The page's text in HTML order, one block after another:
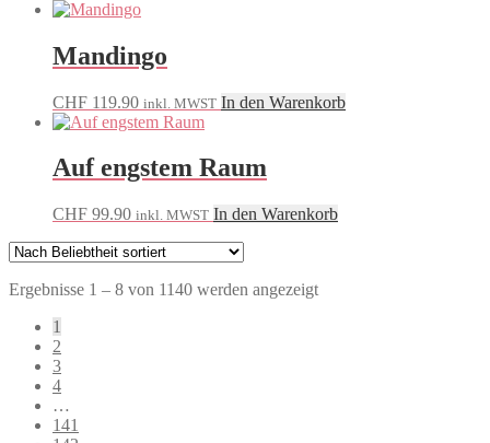
Mandingo
CHF 119.90 inkl. MWST In den Warenkorb
Auf engstem Raum
CHF 99.90 inkl. MWST In den Warenkorb
Ergebnisse 1 – 8 von 1140 werden angezeigtNach
1
2
3
4
…
141